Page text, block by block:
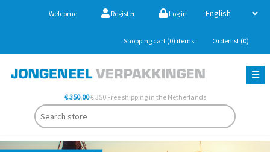
Welcome Register Log in
Shopping cart (0) items Orderlist (0)
€ 350.00€ 350 Free shipping in the Netherlands